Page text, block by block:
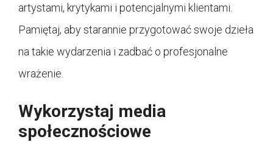
artystami, krytykami i potencjalnymi klientami.
Pamiętaj, aby starannie przygotować swoje dzieła
na takie wydarzenia i zadbać o profesjonalne
wrażenie.
Wykorzystaj media
społecznościowe